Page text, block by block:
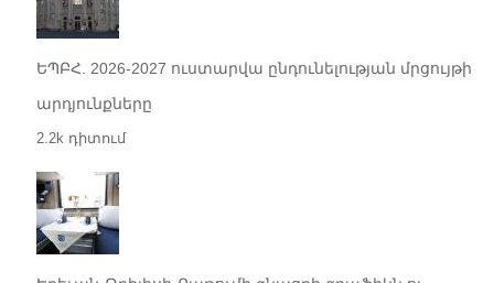
ԵՊԲՀ. 2026-2027 ուստարվա ընդունելության մրցույթի
արդյունքները
2.2k դիտում